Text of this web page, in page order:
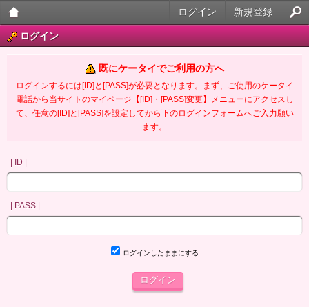
大人
ータ
イ官
新規登録
ログイン
ログイン
既にケータイでご利用の方へ
ログインするには[ID]と[PASS]が必要となります。まず、ご使用のケータイ
電話から当サイトのマイページ【[ID]・[PASS]変更】メニューにアクセスし
て、任意の[ID]と[PASS]を設定してから下のログインフォームへご入力願い
ます。
| ID |
| PASS |
ログインしたままにする